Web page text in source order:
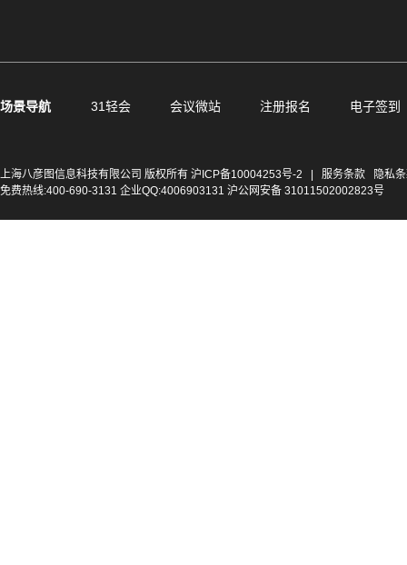
场景导航 31轻会 会议微站 注册报名 电子签到
上海八彦图信息科技有限公司 版权所有 沪ICP备10004253号-2 服务条款
隐私
免费热线:400-690-3131 企业QQ:4006903131 沪公网安备 31011502002823号